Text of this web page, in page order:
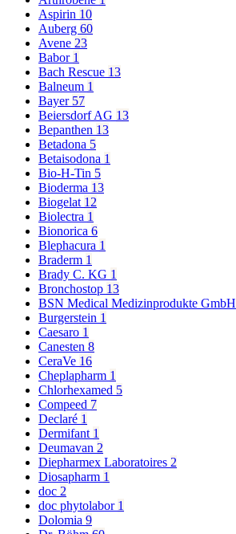
Aspirin 10
Auberg 60
Avene 23
Babor 1
Bach Rescue 13
Balneum 1
Bayer 57
Beiersdorf AG 13
Bepanthen 13
Betadona 5
Betaisodona 1
Bio-H-Tin 5
Bioderma 13
Biogelat 12
Biolectra 1
Bionorica 6
Blephacura 1
Braderm 1
Brady C. KG 1
Bronchostop 13
BSN Medical Medizinprodukte GmbH
Burgerstein 1
Caesaro 1
Canesten 8
CeraVe 16
Cheplapharm 1
Chlorhexamed 5
Compeed 7
Declaré 1
Dermifant 1
Deumavan 2
Diepharmex Laboratoires 2
Diosapharm 1
doc 2
doc phytolabor 1
Dolomia 9